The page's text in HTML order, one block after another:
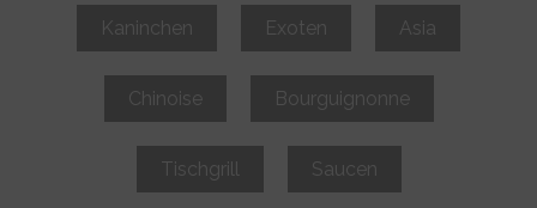
Kaninchen Exoten Asia
Chinoise Bourguignonne
Tischgrill Saucen